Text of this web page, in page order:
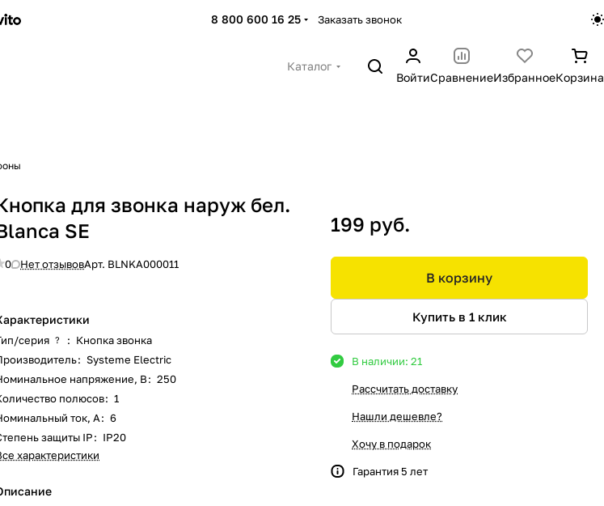
8 800 600 16 25 Заказать звонок
Каталог
ВойтиСравнениеИзбранноеКорзина
для звонка наруж бел.
SE
0 Нет отзывовАрт. BLNKA000011
серия ? : Кнопка звонка
: Systeme Electric
напряжение, В: 250
полюсов: 1
ток, А: 6
защиты IP: IP20
характеристики
199 руб.
В корзину
Купить в 1 клик
В наличии: 21
Рассчитать доставку
Нашли дешевле?
Хочу в подарок
Гарантия 5 лет